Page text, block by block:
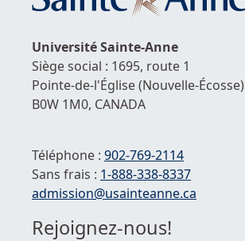
UniversitéSainte-Anne
Siège social : 1695, route 1
Pointe-de-l'Église(Nouvelle-Écosse)
B0W 1M0, CANADA
Téléphone : 902-769-2114
Sans frais : 1-888-338-8337
Courriel :
admission@usainteanne.ca
Rejoignez-nous!